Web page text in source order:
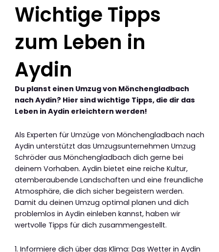
Wichtige Tipps
zum Leben in
Aydin
Du planst einen Umzug von Mönchengladbach
nach Aydin? Hier sind wichtige Tipps, die dir das
Leben in Aydin erleichtern werden!
Als Experten für Umzüge von Mönchengladbach nach
Aydin unterstützt das Umzugsunternehmen Umzug
Schröder aus Mönchengladbach dich gerne bei
deinem Vorhaben. Aydin bietet eine reiche Kultur,
atemberaubende Landschaften und eine freundliche
Atmosphäre, die dich sicher begeistern werden.
Damit du deinen Umzug optimal planen und dich
problemlos in Aydin einleben kannst, haben wir
wertvolle Tipps für dich zusammengestellt.
1. Informiere dich über das Klima: Das Wetter in Aydin